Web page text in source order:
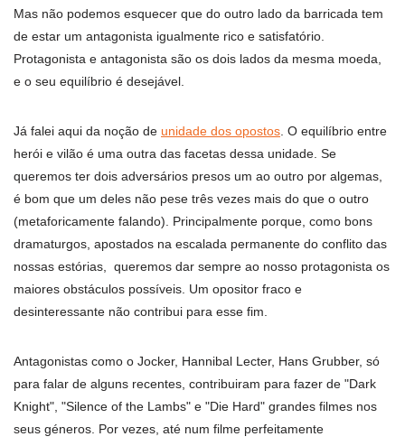
Mas não podemos esquecer que do outro lado da barricada tem
de estar um antagonista igualmente rico e satisfatório.
Protagonista e antagonista são os dois lados da mesma moeda,
e o seu equilíbrio é desejável.
Já falei aqui da noção de unidade dos opostos . O equilíbrio entre
herói e vilão é uma outra das facetas dessa unidade. Se
queremos ter dois adversários presos um ao outro por algemas,
é bom que um deles não pese três vezes mais do que o outro
(metaforicamente falando). Principalmente porque, como bons
dramaturgos, apostados na escalada permanente do conflito das
nossas estórias, queremos dar sempre ao nosso protagonista os
maiores obstáculos possíveis. Um opositor fraco e
desinteressante não contribui para esse fim.
Antagonistas como o Jocker, Hannibal Lecter, Hans Grubber, só
para falar de alguns recentes, contribuiram para fazer de "Dark
Knight", "Silence of the Lambs" e "Die Hard" grandes filmes nos
seus géneros. Por vezes, até num filme perfeitamente